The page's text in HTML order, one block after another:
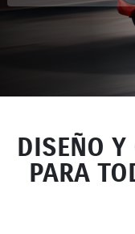
DISEÑO Y
PARA